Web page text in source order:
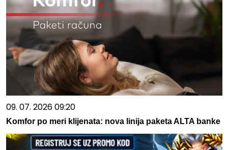
09. 07. 2026 09:20
Komfor po meri klijenata: nova linija paketa ALTA banke